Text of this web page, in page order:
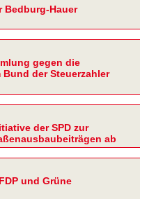
Bedburg-Hauer
gegen die
der Steuerzahler
der SPD zur
ab
und Grüne